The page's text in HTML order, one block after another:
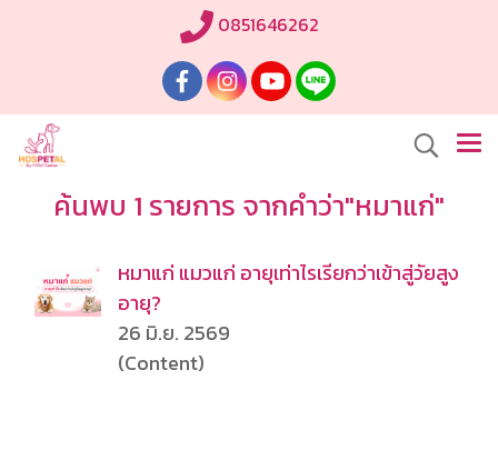
0851646262
ค้นพบ 1 รายการ จากคำว่า"หมาแก่"
หมาแก่ แมวแก่ อายุเท่าไรเรียกว่าเข้าสู่วัยสูง
อายุ?
26 มิ.ย. 2569
(Content)